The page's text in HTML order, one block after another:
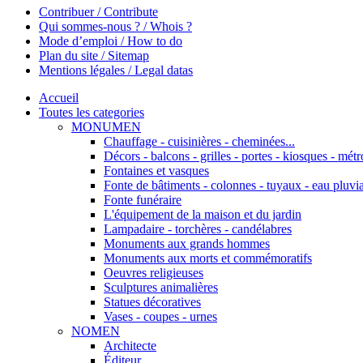
Contribuer / Contribute
Qui sommes-nous ? / Whois ?
Mode d’emploi / How to do
Plan du site / Sitemap
Mentions légales / Legal datas
Accueil
Toutes les categories
MONUMEN
Chauffage - cuisinières - cheminées...
Décors - balcons - grilles - portes - kiosques -
Fontaines et vasques
Fonte de bâtiments - colonnes - tuyaux - eau
Fonte funéraire
L'équipement de la maison et du jardin
Lampadaire - torchères - candélabres
Monuments aux grands hommes
Monuments aux morts et commémoratifs
Oeuvres religieuses
Sculptures animalières
Statues décoratives
Vases - coupes - urnes
NOMEN
Architecte
Éditeur